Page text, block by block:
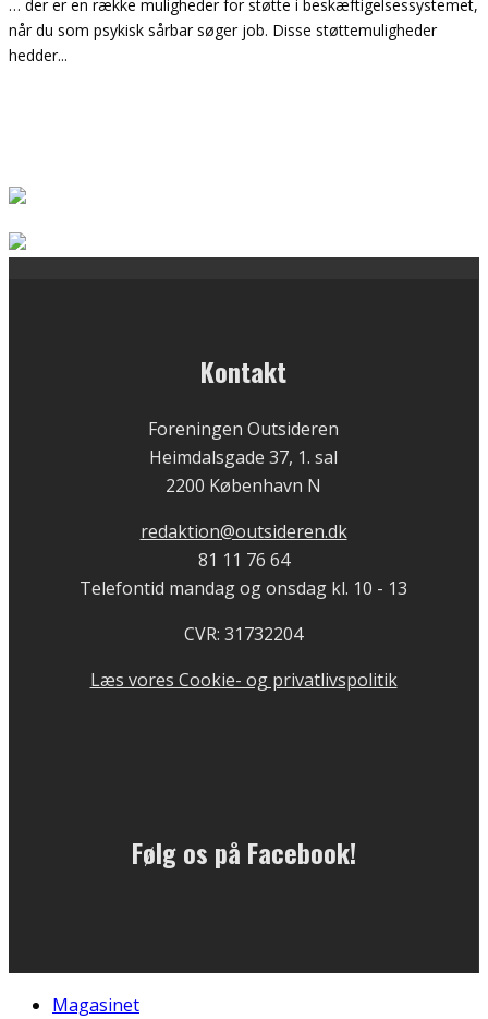
… der er en række muligheder for støtte i beskæftigelsessystemet,
når du som psykisk sårbar søger job. Disse støttemuligheder
hedder...
Kontakt
Foreningen Outsideren
Heimdalsgade 37, 1. sal
2200 København N
redaktion@outsideren.dk
81 11 76 64
Telefontid mandag og onsdag kl. 10 - 13
CVR: 31732204
Læs vores Cookie- og privatlivspolitik
Følg os på Facebook!
Magasinet